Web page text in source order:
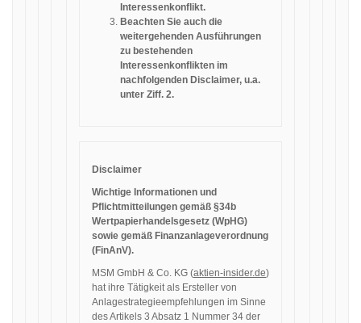
Interessenkonflikt.
Beachten Sie auch die
weitergehenden Ausführungen
zu bestehenden
Interessenkonflikten im
nachfolgenden Disclaimer, u.a.
unter Ziff. 2.
Disclaimer
Wichtige Informationen und
Pflichtmitteilungen gemäß §34b
Wertpapierhandelsgesetz (WpHG)
sowie gemäß Finanzanlageverordnung
(FinAnV).
MSM GmbH & Co. KG (aktien-insider.de)
hat ihre Tätigkeit als Ersteller von
Anlagestrategieempfehlungen im Sinne
des Artikels 3 Absatz 1 Nummer 34 der